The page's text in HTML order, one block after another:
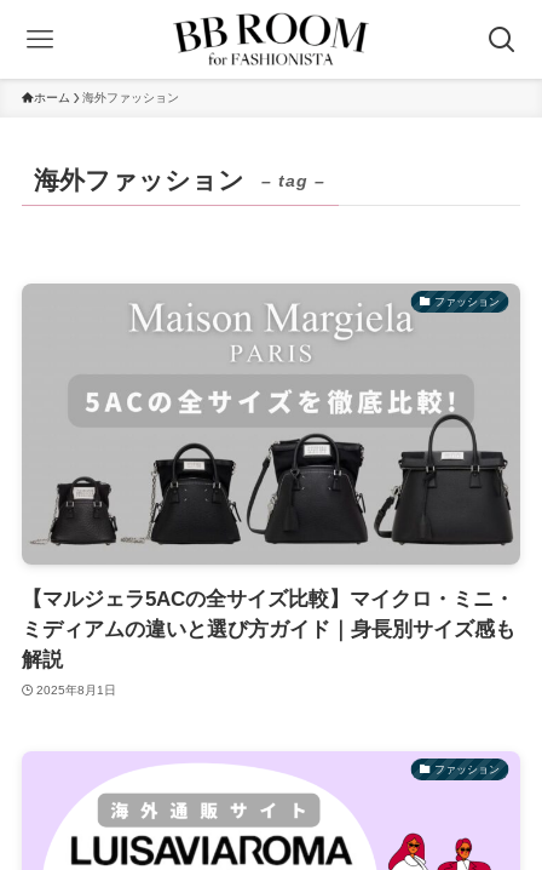
ホーム 海外ファッション
海外ファッション – tag –
ファッション
【マルジェラ5ACの全サイズ比較】マイクロ・ミニ・
ミディアムの違いと選び方ガイド｜身長別サイズ感も
解説
2025年8月1日
ファッション